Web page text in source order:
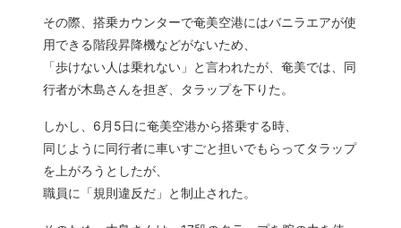
その際、搭乗カウンターで奄美空港にはバニラエアが使
用できる階段昇降機などがないため、
「歩けない人は乗れない」と言われたが、奄美では、同
行者が木島さんを担ぎ、タラップを下りた。
しかし、6月5日に奄美空港から搭乗する時、
同じように同行者に車いすごと担いでもらってタラップ
を上がろうとしたが、
職員に「規則違反だ」と制止された。